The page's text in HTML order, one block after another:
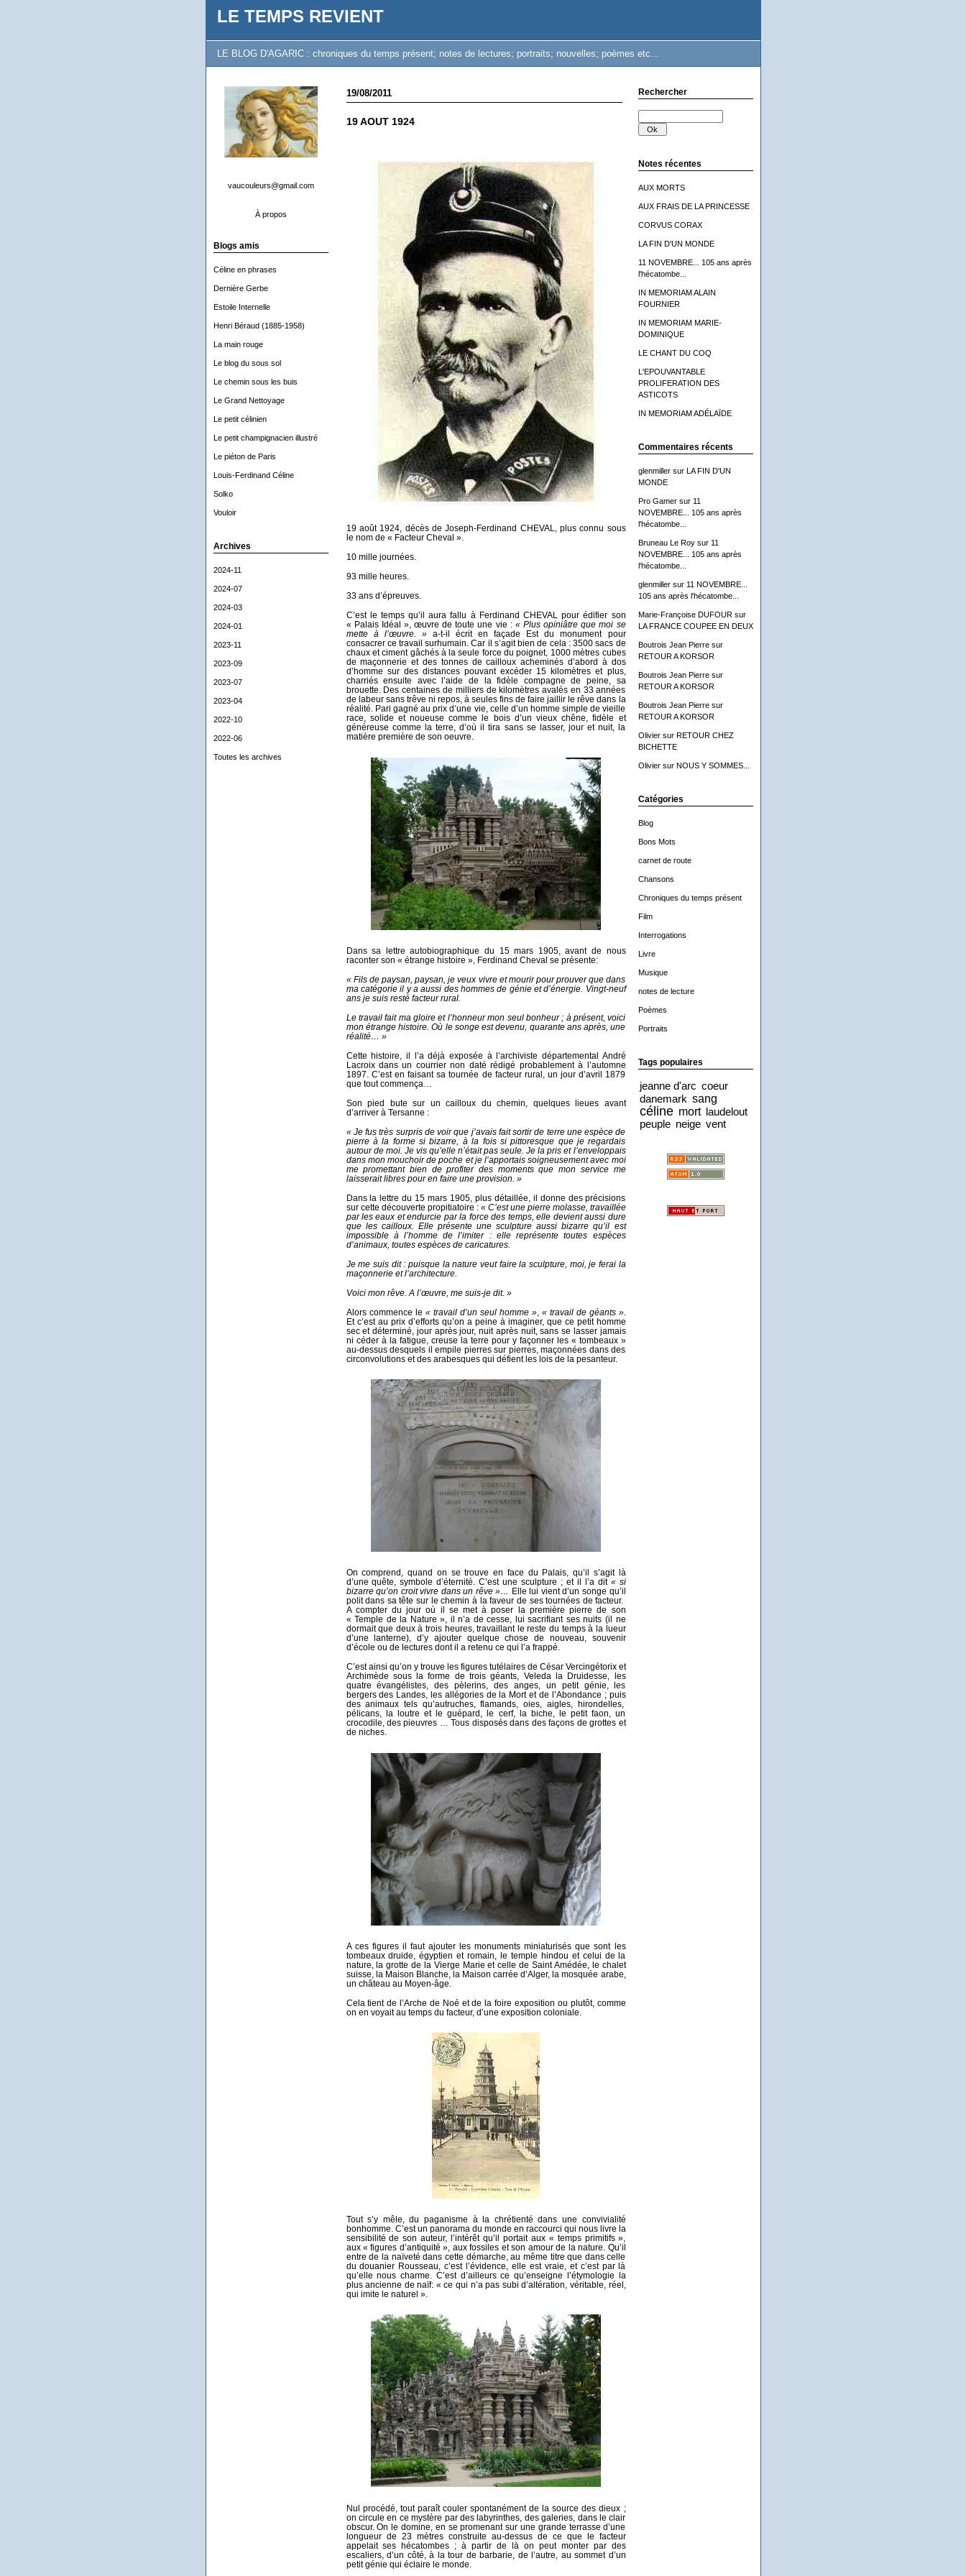
LE TEMPS REVIENT
LE BLOG D'AGARIC : chroniques du temps présent; notes de lectures; portraits; nouvelles; poèmes etc...
vaucouleurs@gmail.com
À propos
Blogs amis
Céline en phrases
Dernière Gerbe
Estoile Internelle
Henri Béraud (1885-1958)
La main rouge
Le blog du sous sol
Le chemin sous les buis
Le Grand Nettoyage
Le petit célinien
Le petit champignacien illustré
Le piéton de Paris
Louis-Ferdinand Céline
Solko
Vouloir
Archives
2024-11
2024-07
2024-03
2024-01
2023-11
2023-09
2023-07
2023-04
2022-10
2022-06
Toutes les archives
Rechercher
Notes récentes
AUX MORTS
AUX FRAIS DE LA PRINCESSE
CORVUS CORAX
LA FIN D'UN MONDE
11 NOVEMBRE... 105 ans après
l'hécatombe...
IN MEMORIAM ALAIN
FOURNIER
IN MEMORIAM MARIE-
DOMINIQUE
LE CHANT DU COQ
L'EPOUVANTABLE
PROLIFERATION DES
ASTICOTS
IN MEMORIAM ADÉLAÏDE
Commentaires récents
glenmillersur LA FIN D'UN
MONDE
Pro Gamersur 11
NOVEMBRE... 105 ans après
l'hécatombe...
Bruneau Le Roysur 11
NOVEMBRE... 105 ans après
l'hécatombe...
glenmillersur 11 NOVEMBRE...
105 ans après l'hécatombe...
Marie-Françoise DUFOURsur
LA FRANCE COUPEE EN DEUX
Boutrois Jean Pierresur
RETOUR A KORSOR
Boutrois Jean Pierresur
RETOUR A KORSOR
Boutrois Jean Pierresur
RETOUR A KORSOR
Oliviersur RETOUR CHEZ
BICHETTE
Oliviersur NOUS Y SOMMES...
Catégories
Blog
Bons Mots
carnet de route
Chansons
Chroniques du temps présent
Film
Interrogations
Livre
Musique
notes de lecture
Poèmes
Portraits
Tags populaires
jeanne d'arc coeur
danemark sang
céline mort laudelout
peuple neige vent
19/08/2011
19 AOUT 1924
19 août 1924, décès de Joseph-Ferdinand CHEVAL, plus connu sous
le nom de « Facteur Cheval ».
10 mille journées.
93 mille heures.
33 ans d’épreuves.
C’est le temps qu’il aura fallu à Ferdinand CHEVAL pour édifier son
« Palais Idéal », œuvre de toute une vie : « Plus opiniâtre que moi se
mette à l’œuvre. »a-t-il écrit en façade Est du monument pour
consacrer ce travail surhumain. Car il s’agit bien de cela : 3500 sacs de
chaux et ciment gâchés à la seule force du poignet, 1000 mètres cubes
de maçonnerie et des tonnes de cailloux acheminés d’abord à dos
d’homme sur des distances pouvant excéder 15 kilomètres et plus,
charriés ensuite avec l’aide de la fidèle compagne de peine, sa
brouette. Des centaines de milliers de kilomètres avalés en 33 années
de labeur sans trêve ni repos, à seules fins de faire jaillir le rêve dans la
réalité. Pari gagné au prix d’une vie, celle d’un homme simple de vieille
race, solide et noueuse comme le bois d’un vieux chêne, fidèle et
généreuse comme la terre, d’où il tira sans se lasser, jour et nuit, la
matière première de son oeuvre.
Dans sa lettre autobiographique du 15 mars 1905, avant de nous
raconter son « étrange histoire », Ferdinand Cheval se présente:
« Fils de paysan, paysan, je veux vivre et mourir pour prouver que dans
ma catégorie il y a aussi des hommes de génie et d’énergie. Vingt-neuf
ans je suis resté facteur rural.
Le travail fait ma gloire et l’honneur mon seul bonheur ; à présent, voici
mon étrange histoire. Où le songe est devenu, quarante ans après, une
réalité… »
Cette histoire, il l’a déjà exposée à l’archiviste départemental André
Lacroix dans un courrier non daté rédigé probablement à l’automne
1897. C’est en faisant sa tournée de facteur rural, un jour d’avril 1879
que tout commença…
Son pied bute sur un cailloux du chemin, quelques lieues avant
d’arriver à Tersanne :
« Je fus très surpris de voir que j’avais fait sortir de terre une espèce de
pierre à la forme si bizarre, à la fois si pittoresque que je regardais
autour de moi. Je vis qu’elle n’était pas seule. Je la pris et l’enveloppais
dans mon mouchoir de poche et je l’apportais soigneusement avec moi
me promettant bien de profiter des moments que mon service me
laisserait libres pour en faire une provision. »
Dans la lettre du 15 mars 1905, plus détaillée, il donne des précisions
sur cette découverte propitiatoire : « C’est une pierre molasse, travaillée
par les eaux et endurcie par la force des temps, elle devient aussi dure
que les cailloux. Elle présente une sculpture aussi bizarre qu’il est
impossible à l’homme de l’imiter : elle représente toutes espèces
d’animaux, toutes espèces de caricatures.
Je me suis dit : puisque la nature veut faire la sculpture, moi, je ferai la
maçonnerie et l’architecture.
Voici mon rêve. A l’œuvre, me suis-je dit. »
Alors commence le « travail d’un seul homme », « travail de géants ».
Et c’est au prix d’efforts qu’on a peine à imaginer, que ce petit homme
sec et déterminé, jour après jour, nuit après nuit, sans se lasser jamais
ni céder à la fatigue, creuse la terre pour y façonner les « tombeaux »
au-dessus desquels il empile pierres sur pierres, maçonnées dans des
circonvolutions et des arabesques qui défient les lois de la pesanteur.
On comprend, quand on se trouve en face du Palais, qu’il s’agit là
d’une quête, symbole d’éternité. C’est une sculpture ; et il l’a dit « si
bizarre qu’on croit vivre dans un rêve »…
Elle lui vient d’un songe qu’il
polit dans sa tête sur le chemin à la faveur de ses tournées de facteur.
A compter du jour où il se met à poser la première pierre de son
« Temple de la Nature », il n’a de cesse, lui sacrifiant ses nuits (il ne
dormait que deux à trois heures, travaillant le reste du temps à la lueur
d’une lanterne), d’y ajouter quelque chose de nouveau, souvenir
d’école ou de lectures dont il a retenu ce qui l’a frappé.
C’est ainsi qu’on y trouve les figures tutélaires de César Vercingétorix et
Archimède sous la forme de trois géants, Veleda la Druidesse, les
quatre évangélistes, des pèlerins, des anges, un petit génie, les
bergers des Landes, les allégories de la Mort et de l’Abondance ; puis
des animaux tels qu’autruches, flamands, oies, aigles, hirondelles,
pélicans, la loutre et le guépard, le cerf, la biche, le petit faon, un
crocodile, des pieuvres … Tous disposés dans des façons de grottes et
de niches.
A ces figures il faut ajouter les monuments miniaturisés que sont les
tombeaux druide, égyptien et romain, le temple hindou et celui de la
nature, la grotte de la Vierge Marie et celle de Saint Amédée, le chalet
suisse, la Maison Blanche, la Maison carrée d’Alger, la mosquée arabe,
un château au Moyen-âge.
Cela tient de l’Arche de Noé et de la foire exposition ou plutôt, comme
on en voyait au temps du facteur, d’une exposition coloniale.
Tout s’y mêle, du paganisme à la chrétienté dans une convivialité
bonhomme. C’est un panorama du monde en raccourci qui nous livre la
sensibilité de son auteur, l’intérêt qu’il portait aux « temps primitifs »,
aux « figures d’antiquité », aux fossiles et son amour de la nature. Qu’il
entre de la naïveté dans cette démarche, au même titre que dans celle
du douanier Rousseau, c’est l’évidence, elle est vraie, et c’est par là
qu’elle nous charme. C’est d’ailleurs ce qu’enseigne l’étymologie la
plus ancienne de naïf: « ce qui n’a pas subi d’altération, véritable, réel,
qui imite le naturel ».
Nul procédé, tout paraît couler spontanément de la source des dieux ;
on circule en ce mystère par des labyrinthes, des galeries, dans le clair
obscur. On le domine, en se promenant sur une grande terrasse d’une
longueur de 23 mètres construite au-dessus de ce que le facteur
appelait ses hécatombes ; à partir de là on peut monter par des
escaliers, d’un côté, à la tour de barbarie, de l’autre, au sommet d’un
petit génie qui éclaire le monde.